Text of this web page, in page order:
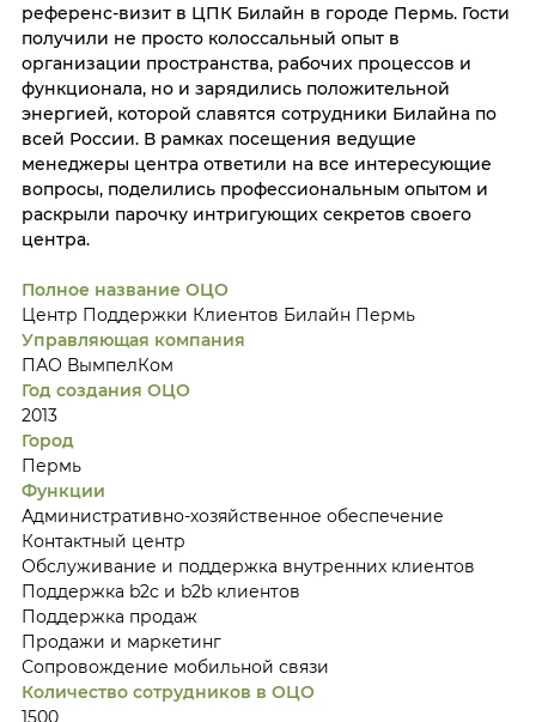
референс-визит в ЦПК Билайн в городе Пермь. Гости
получили не просто колоссальный опыт в
организации пространства, рабочих процессов и
функционала, но и зарядились положительной
энергией, которой славятся сотрудники Билайна по
всей России. В рамках посещения ведущие
менеджеры центра ответили на все интересующие
вопросы, поделились профессиональным опытом и
раскрыли парочку интригующих секретов своего
центра.
Полное название ОЦО
Центр Поддержки Клиентов Билайн Пермь
Управляющая компания
ПАО ВымпелКом
Год создания ОЦО
2013
Город
Пермь
Функции
Административно-хозяйственное обеспечение
Контактный центр
Обслуживание и поддержка внутренних клиентов
Поддержка b2c и b2b клиентов
Поддержка продаж
Продажи и маркетинг
Сопровождение мобильной связи
Количество сотрудников в ОЦО
1500